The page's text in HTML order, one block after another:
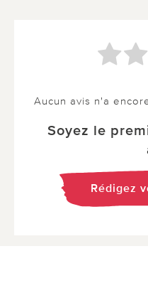
Aucun avis n'a
Soyez le
Rédigez